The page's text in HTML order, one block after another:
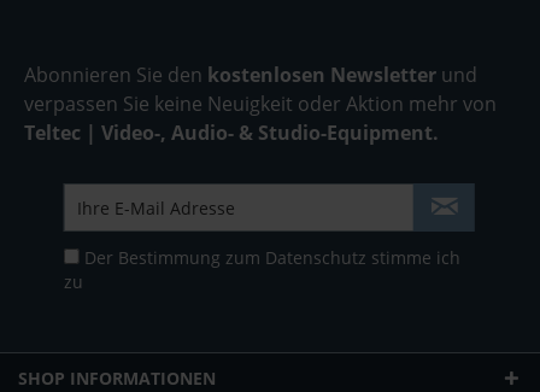
Abonnieren Sie den kostenlosen Newsletter und
verpassen Sie keine Neuigkeit oder Aktion mehr von
Teltec | Video-, Audio- & Studio-Equipment.
Der Bestimmung zum Datenschutz stimme ich
zu
SHOP INFORMATIONEN